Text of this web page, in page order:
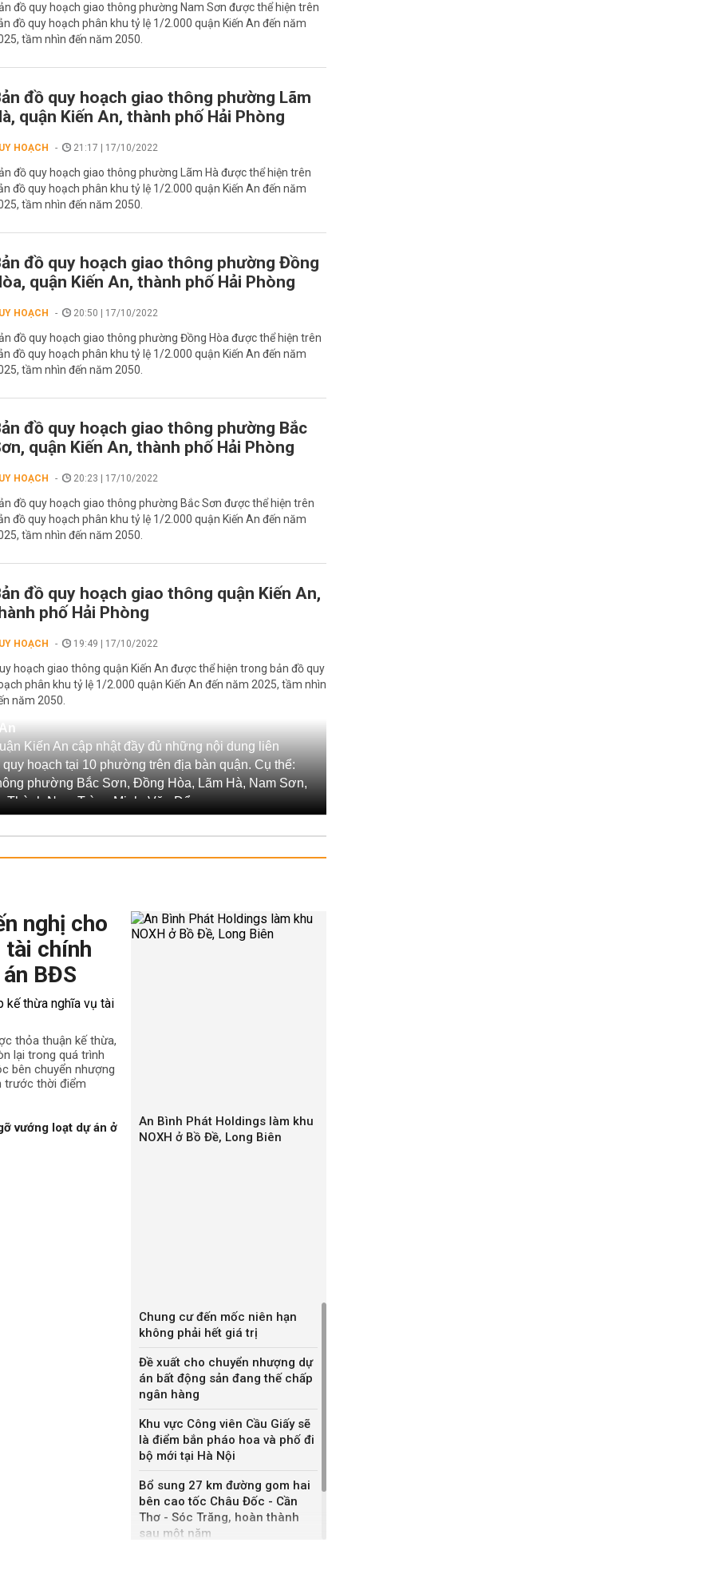
đồ quy hoạch giao thông phường Nam Sơn được thể hiện trên
đồ quy hoạch phân khu tỷ lệ 1/2.000 quận Kiến An đến năm
tầm nhìn đến năm 2050.
đồ quy hoạch giao thông phường Lãm
quận Kiến An, thành phố Hải Phòng
HOẠCH 21:17 | 17/10/2022
đồ quy hoạch giao thông phường Lãm Hà được thể hiện trên
đồ quy hoạch phân khu tỷ lệ 1/2.000 quận Kiến An đến năm
tầm nhìn đến năm 2050.
đồ quy hoạch giao thông phường Đồng
quận Kiến An, thành phố Hải Phòng
HOẠCH 20:50 | 17/10/2022
đồ quy hoạch giao thông phường Đồng Hòa được thể hiện trên
đồ quy hoạch phân khu tỷ lệ 1/2.000 quận Kiến An đến năm
tầm nhìn đến năm 2050.
đồ quy hoạch giao thông phường Bắc
quận Kiến An, thành phố Hải Phòng
HOẠCH 20:23 | 17/10/2022
đồ quy hoạch giao thông phường Bắc Sơn được thể hiện trên
đồ quy hoạch phân khu tỷ lệ 1/2.000 quận Kiến An đến năm
tầm nhìn đến năm 2050.
đồ quy hoạch giao thông quận Kiến An,
phố Hải Phòng
HOẠCH 19:49 | 17/10/2022
hoạch giao thông quận Kiến An được thể hiện trong bản đồ quy
phân khu tỷ lệ 1/2.000 quận Kiến An đến năm 2025, tầm nhìn
năm 2050.
Kiến An cập nhật đầy đủ những nội dung liên
hoạch tại 10 phường trên địa bàn quận. Cụ thể:
phường Bắc Sơn, Đồng Hòa, Lãm Hà, Nam Sơn,
Ngọ, Tràng Minh, Văn Đẩu.
Kiến An cũng sẽ cung cấp những thông tin đáng
quy hoạch trên địa bàn Quận Kiến An.
gồm quy mô, vị trí, tổng chiều dài, chiều rộng, điểm
Kiến An.
thông được quy hoạch.
nghị cho
tài chính
BĐS
thỏa thuận kế thừa,
lại trong quá trình
bên chuyển nhượng
trước thời điểm
vướng loạt dự án ở
An Bình Phát Holdings làm khu
NOXH ở Bồ Đề, Long Biên
Chung cư đến mốc niên hạn
không phải hết giá trị
Đề xuất cho chuyển nhượng dự
án bất động sản đang thế chấp
ngân hàng
Khu vực Công viên Cầu Giấy sẽ
là điểm bắn pháo hoa và phố đi
bộ mới tại Hà Nội
Bổ sung 27 km đường gom hai
bên cao tốc Châu Đốc - Cần
Thơ - Sóc Trăng, hoàn thành
sau một năm